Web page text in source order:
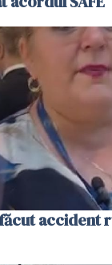
accident